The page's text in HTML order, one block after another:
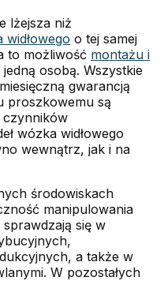
lżejsza niż
widłowego o tej samej
to możliwość montażu i
osobą. Wszystkie
gwarancją
proszkowemu są
czynników
wózka widłowego
wewnątrz, jak i na
środowiskach
manipulowania
sprawdzają się w
a także w
W pozostałych